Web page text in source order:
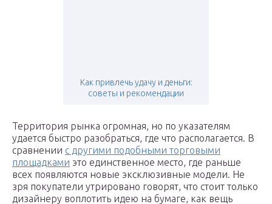
Как привлечь удачу и деньги:
советы и рекомендации
Территория рынка огромная, но по указателям
удается быстро разобраться, где что располагается. В
сравнении с другими подобными торговыми
площадками это единственное место, где раньше
всех появляются новые эксклюзивные модели. Не
зря покупатели утрировано говорят, что стоит только
дизайнеру воплотить идею на бумаге, как вещь